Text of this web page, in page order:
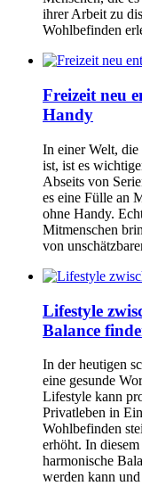
ihrer Arbeit zu
Wohlbefinden
Freizeit neu
Handy
In einer Welt,
ist, ist es
Abseits von
es eine Fülle an
ohne Handy.
Mitmenschen
von
Lifestyle
Balance
In der heutigen
eine gesunde
Lifestyle kann
Privatleben in
Wohlbefinden
erhöht. In
harmonische
werden kann